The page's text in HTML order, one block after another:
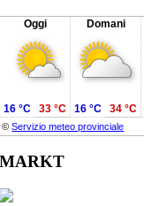
Oggi Domani
©Servizio meteo provinciale
16 °C 33 °C 16 °C 34 °C
MARKT